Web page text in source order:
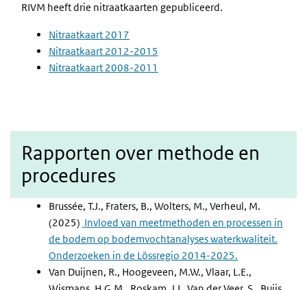
RIVM heeft drie nitraatkaarten gepubliceerd.
Nitraatkaart 2017
Nitraatkaart 2012-2015
Nitraatkaart 2008-2011
Rapporten over methode en
procedures
Brussée, T.J., Fraters, B., Wolters, M., Verheul, M.
(2025) Invloed van meetmethoden en processen in
de bodem op bodemvochtanalyses waterkwaliteit.
Onderzoeken in de Lössregio 2014-2025.
Van Duijnen, R., Hoogeveen, M.W., Vlaar, L.E.,